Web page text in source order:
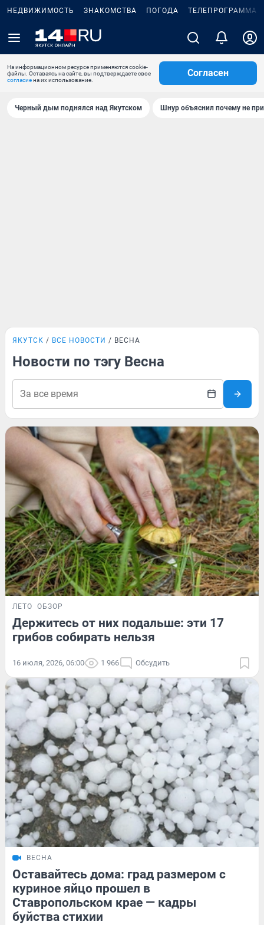
НЕДВИЖИМОСТЬ ЗНАКОМСТВА ПОГОДА ТЕЛЕПРОГРАММА
На информационном ресурсе применяются cookie-
файлы. Оставаясь на сайте, вы подтверждаете свое
согласиена их использование.
Согласен
Черный дым поднялся над Якутском Шнур объяснил почему не
ЯКУТСК ВСЕ НОВОСТИ ВЕСНА
Новости по тэгу Весна
ЛЕТО ОБЗОР
Держитесь от них подальше: эти 17
грибов собирать нельзя
16 июля, 2026, 06:00 1 966 Обсудить
ВЕСНА
Оставайтесь дома: град размером с
куриное яйцо прошел в
Ставропольском крае — кадры
буйства стихии